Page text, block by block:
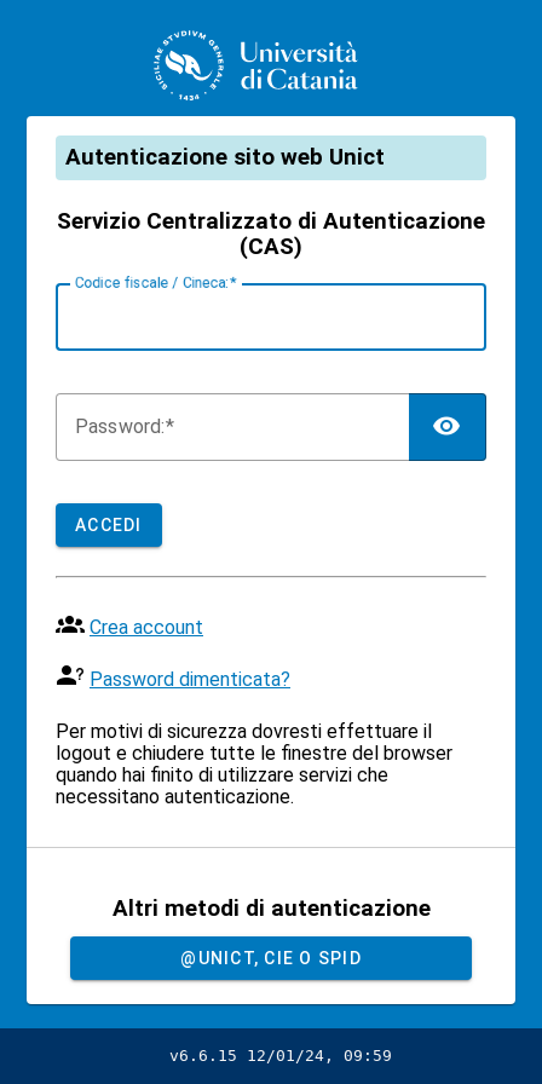
CAS
Autenticazione sito web Unict
Servizio Centralizzato di Autenticazione
(CAS)
Codice fiscale / Cineca:
Password:
ACCEDI
Crea account
Password dimenticata?
Per motivi di sicurezza dovresti effettuare il
logout e chiudere tutte le finestre del browser
quando hai finito di utilizzare servizi che
necessitano autenticazione.
Altri metodi di autenticazione
@UNICT, CIE O SPID
v6.6.15 12/01/24, 09:59